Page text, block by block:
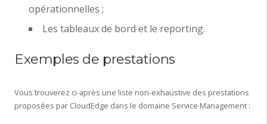
opérationnelles ;
Les tableaux de bord et le reporting.
Exemples de prestations
Vous trouverez ci-après une liste non-exhaustive des prestations
proposées par CloudEdge dans le domaine Service Management :